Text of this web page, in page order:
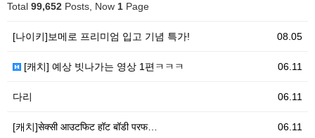
Total 99,652 Posts, Now 1 Page
08.05
[나이키]보메로 프리미엄 입고 기념 특가!
06.11
[캐치] 예상 빗나가는 영상 1편ㅋㅋㅋ
06.11
다리
06.11
[캐치]सेक्सी आउटफिट हॉट बॉडी परफ…